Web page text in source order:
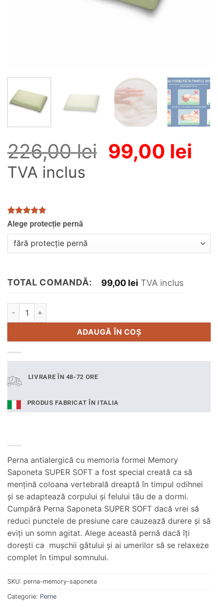
226,00lei Prețul
inițial
226,00 lei.
99,00 lei
TVA inclus
Evaluat la
5 din 5 pe
baza a
5
evaluări de
la clienți
Alege protecție pernă
TOTAL COMANDĂ: 99,00 lei TVA inclus
Cantitate Perna Memory Saponeta SUPER SOFT 42 x 72 x 12
ADAUGĂ ÎN COȘ
Alternative:
LIVRARE ÎN 48-72 ORE
PRODUS FABRICAT ÎN ITALIA
Perna antialergică cu memoria formei Memory
Saponeta SUPER SOFT a fost special creată ca să
menţină coloana vertebrală dreaptă în timpul odihnei
şi se adaptează corpului şi felului tău de a dormi.
Cumpără Perna Saponeta SUPER SOFT dacă vrei să
reduci punctele de presiune care cauzează durere şi să
eviţi un somn agitat. Alege această pernă dacă îţi
doreşti ca muşchii gâtului şi ai umerilor să se relaxeze
complet în timpul somnului.
SKU: perna-memory-saponeta
Categorie: Perne